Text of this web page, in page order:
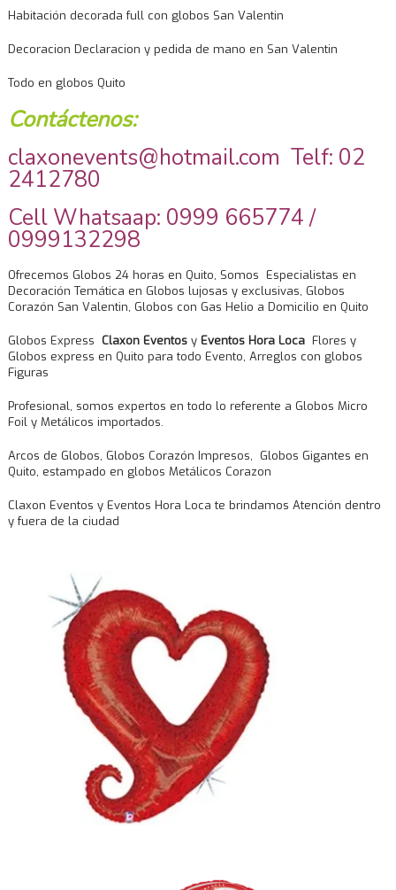
Habitación decorada full con globos San Valentin
Decoracion Declaracion y pedida de mano en San Valentin
Todo en globos Quito
Contáctenos:
claxonevents@hotmail.com Telf: 02
2412780
Cell Whatsaap: 0999 665774 /
0999132298
Ofrecemos Globos 24 horas en Quito, Somos Especialistas en
Decoración Temática en Globos lujosas y exclusivas, Globos
Corazón San Valentin, Globos con Gas Helio a Domicilio en Quito
Globos Express Claxon Eventosy Eventos Hora LocaFlores y
Globos express en Quito para todo Evento, Arreglos con globos
Figuras
Profesional, somos expertos en todo lo referente a Globos Micro
Foil y Metálicos importados.
Arcos de Globos, Globos Corazón Impresos, Globos Gigantes en
Quito, estampado en globos Metálicos Corazon
Claxon Eventos y Eventos Hora Loca te brindamos Atención dentro
y fuera de la ciudad